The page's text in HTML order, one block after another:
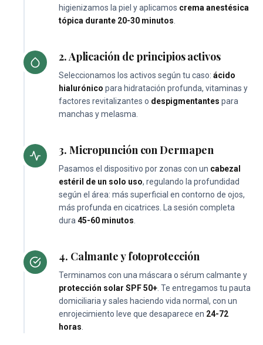
higienizamos la piel y aplicamos crema anestésica
tópica durante 20-30 minutos
2. Aplicación de principios activos
Seleccionamos los activos según tu caso: ácido
hialurónico para hidratación profunda, vitaminas y
factores revitalizantes o despigmentantes para
manchas y melasma.
3. Micropunción con Dermapen
Pasamos el dispositivo por zonas con un cabezal
estéril de un solo uso, regulando la profundidad
según el área: más superficial en contorno de ojos,
más profunda en cicatrices. La sesión completa
dura 45-60 minutos
4. Calmante y fotoprotección
Terminamos con una máscara o sérum calmante y
protección solar SPF 50+ . Te entregamos tu pauta
domiciliaria y sales haciendo vida normal, con un
enrojecimiento leve que desaparece en 24-72
horas